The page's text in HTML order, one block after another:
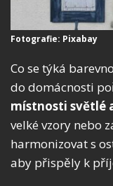
Fotografie: Pixabay
Co se týká
do domácnosti
místnosti světlé
velké vzory nebo
harmonizovat s
aby přispěly k